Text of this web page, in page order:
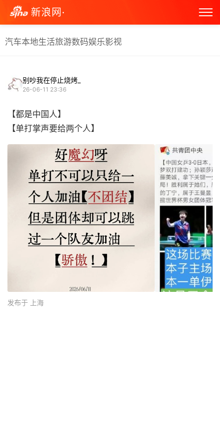
新浪网·
汽车本地生活旅游数码娱乐影视
别吵我在停止烧烤_
26-06-11 23:36
【都是中国人】
【单打掌声要给两个人】 ​
发布于 上海